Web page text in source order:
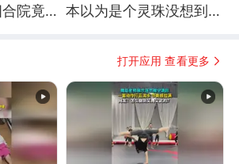
院竟
本以为是个灵珠没想到是
打开应用 查看更多